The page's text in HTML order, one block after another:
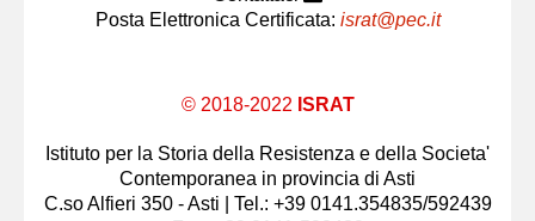
Posta Elettronica Certificata: israt@pec.it
© 2018-2022 ISRAT
Istituto per la Storia della Resistenza e della Societa'
Contemporanea in provincia di Asti
C.so Alfieri 350 - Asti | Tel.: +39 0141.354835/592439